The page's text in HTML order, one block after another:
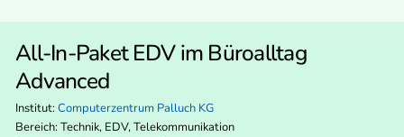
All-In-Paket EDV im Büroalltag
Advanced
Institut: Computerzentrum Palluch KG
Bereich: Technik, EDV, Telekommunikation